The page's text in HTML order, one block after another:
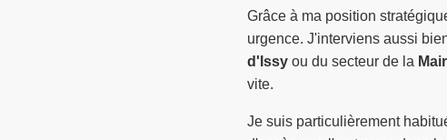
Grâce à ma position
urgence. J'interviens aussi
d'Issy ou du secteur de la
vite.
Je suis particulièrement